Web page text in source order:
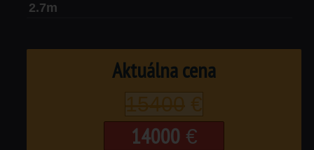
2.7m
Aktuálna cena
14000 €